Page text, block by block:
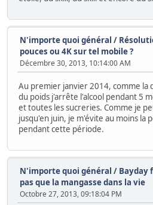
N'importe quoi général /
pouces ou 4K sur tel mobile ?
Décembre 30, 2013, 10:14:00 AM
Au premier janvier 2014, comme la
du poids j'arrête l'alcool pendant 5
et toutes les sucreries. Comme je
jusqu'en juin, je m'évite au moins la
pendant cette période.
N'importe quoi général / Bayday
pas que la mangasse dans la vie
Octobre 27, 2013, 09:18:04 PM